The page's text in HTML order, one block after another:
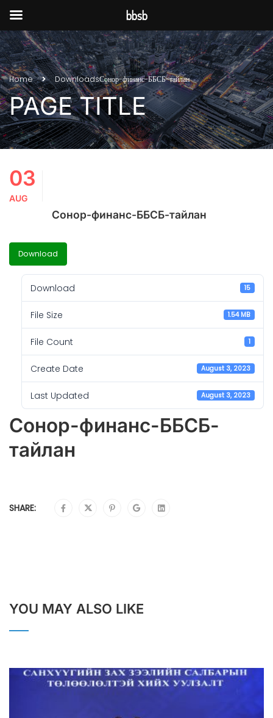
Home DownloadsСонор-финанс-ББСБ-тайлан
PAGE TITLE
03
AUG
Сонор-финанс-ББСБ-тайлан
Download
Download 15
File Size 1.54 MB
File Count 1
Create Date August 3, 2023
Last Updated August 3, 2023
Сонор-финанс-ББСБ-
тайлан
SHARE:
YOU MAY ALSO LIKE
bbsb